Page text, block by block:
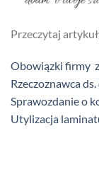
Przeczytaj
Obowiązki firmy
Rzeczoznawca
Sprawozdanie o
Utylizacja